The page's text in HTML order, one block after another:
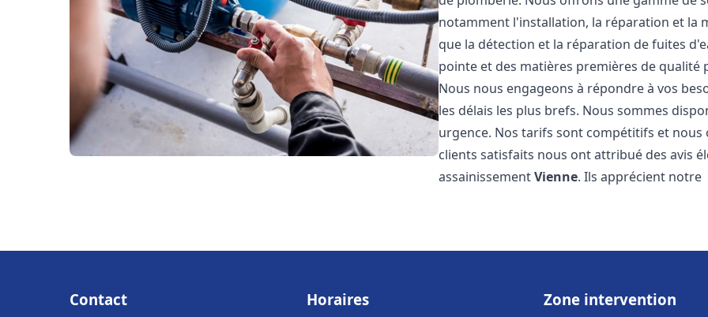
notamment l'installation, la réparation et la
que la détection et la réparation de fuites
pointe et des matières premières de
Nous nous engageons à répondre à vos
les délais les plus brefs. Nous sommes
urgence. Nos tarifs sont compétitifs et
clients satisfaits nous ont attribué des avis
assainissementVienne. Ils apprécient notre
Contact Horaires Zone intervention